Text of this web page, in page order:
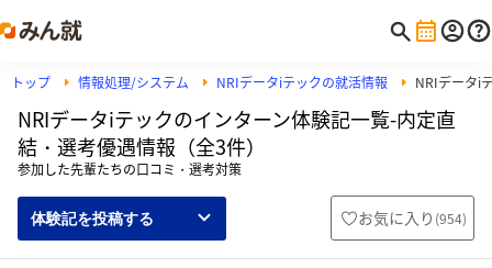
トップ 情報処理/システム NRIデータiテックの就活情報 NRIデータi
NRIデータiテックのインターン体験記一覧-内定直
結・選考優遇情報（全3件）
参加した先輩たちの口コミ・選考対策
体験記を投稿する お気に入り (954)